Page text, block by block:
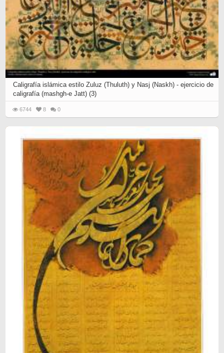
Caligrafía islámica estilo Zuluz (Thuluth) y Nasj (Naskh) - ejercicio de
caligrafía (mashgh-e Jatt) (3)
6744 8 0